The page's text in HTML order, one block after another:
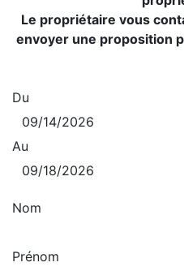
Le propriétaire vous
envoyer une proposition
Du
Au
Nom
Prénom